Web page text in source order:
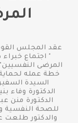
عقد المجلس
" اجتماع
المرضى
خطة عمله
السيدة
الدكتورة وفاء
الدكتورة منن
للصحة النفسية
والدكتور طلعت